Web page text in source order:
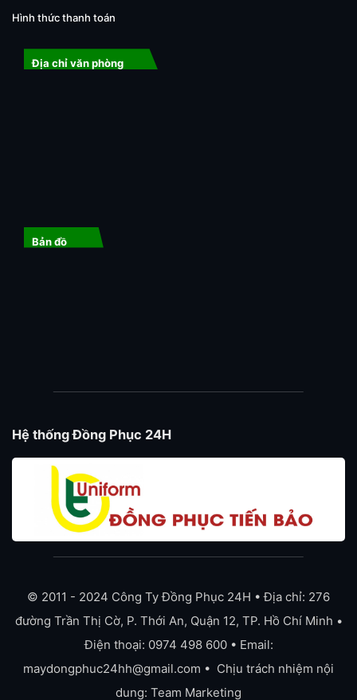
Hình thức thanh toán
Địa chỉ văn phòng
Bản đồ
Hệ thống Đồng Phục 24H
© 2011 - 2024 Công Ty Đồng Phục 24H • Địa chỉ: 276
đường Trần Thị Cờ, P. Thới An, Quận 12, TP. Hồ Chí Minh •
Điện thoại: 0974 498 600 • Email:
maydongphuc24hh@gmail.com • Chịu trách nhiệm nội
dung: Team Marketing